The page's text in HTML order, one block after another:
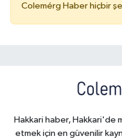
Colemérg Haber hiçbir
Hakkari haber, Hakkari'de
etmek için en güvenilir